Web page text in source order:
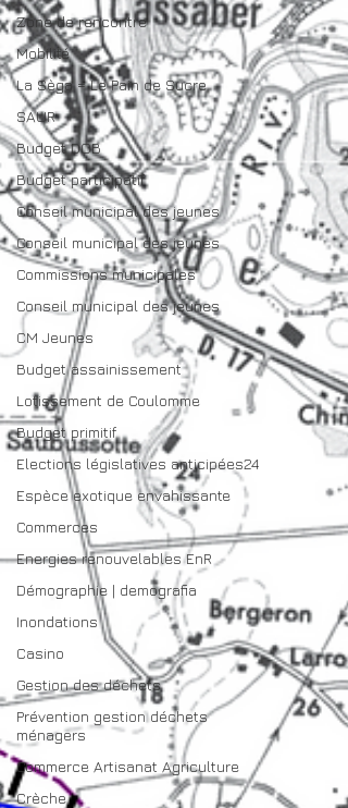
Zone de rencontre
Mobilité
La Sèga = Le Pain de Sucre
SAUR
Budget DOB
Budget participatif
Conseil municipal des jeunes
Conseil municipal des jeunes
Commissions municipales
Conseil municipal des jeunes
CM Jeunes
Budget assainissement
Lotissement de Coulomme
Budget primitif
Elections législatives anticipées24
Espèce exotique envahissante
Commerces
Energies renouvelables EnR
Démographie | demografia
Inondations
Casino
Gestion des déchets
Prévention gestion déchets
ménagers
Commerce Artisanat Agriculture
Crèche